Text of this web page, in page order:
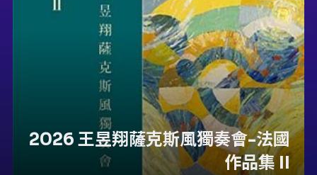
2026 王昱翔薩克斯風獨奏會-法國
作品集 II